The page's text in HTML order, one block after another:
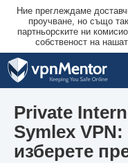
Ние преглеждаме
проучване, но също
партньорските ни
собственост на
Private
Symlex
изберете